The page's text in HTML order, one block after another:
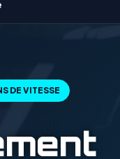
DE VITESSE